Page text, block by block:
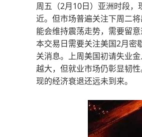
周五（2月10日）亚洲时段
近。但市场普遍关注下周二
能会维持震荡走势，需要留意
本交易日需要关注美国2月密
关消息。上周美国初请失业
越大，但就业市场仍彰显韧
现的经济衰退还远未到来。